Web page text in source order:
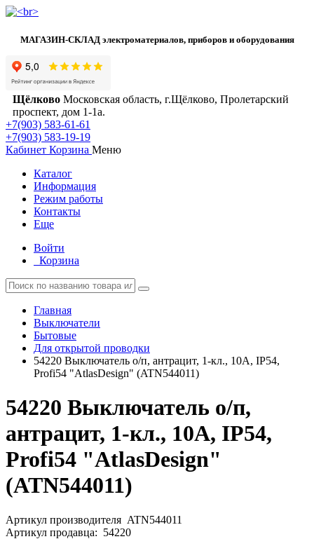
МАГАЗИН-СКЛАД электроматериалов, приборов и оборудования
Щёлково Московская область, г.Щёлково, Пролетарский
проспект, дом 1‑1а.
+7(903) 583-61-61
+7(903) 583-19-19
Кабинет Корзина Меню
Каталог
Информация
Режим работы
Контакты
Еще
Войти
Корзина
Главная
Выключатели
Бытовые
Для открытой проводки
54220 Выключатель о/п, антрацит, 1-кл., 10A, IP54,
Profi54 "AtlasDesign" (ATN544011)
54220 Выключатель о/п,
антрацит, 1-кл., 10A, IP54,
Profi54 "AtlasDesign"
(ATN544011)
Артикул производителя ATN544011
Артикул продавца: 54220